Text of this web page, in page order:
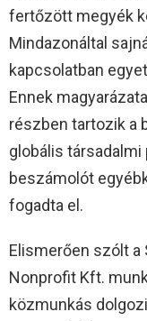
fertőzött megyék
Mindazonáltal
kapcsolatban
Ennek
részben tartozik a
globális
beszámolót
fogadta el.
Elismerően szólt a
Nonprofit Kft.
közmunkás